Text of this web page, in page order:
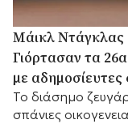
Μάικλ Ντάγκλας
Γιόρτασαν τα
με
Το διάσημο
σπάνιες